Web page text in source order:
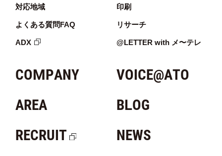
対応地域
よくある質問FAQ
ADX
印刷
リサーチ
@LETTER with メ〜テレ
COMPANY
AREA
RECRUIT
VOICE@ATO
BLOG
NEWS